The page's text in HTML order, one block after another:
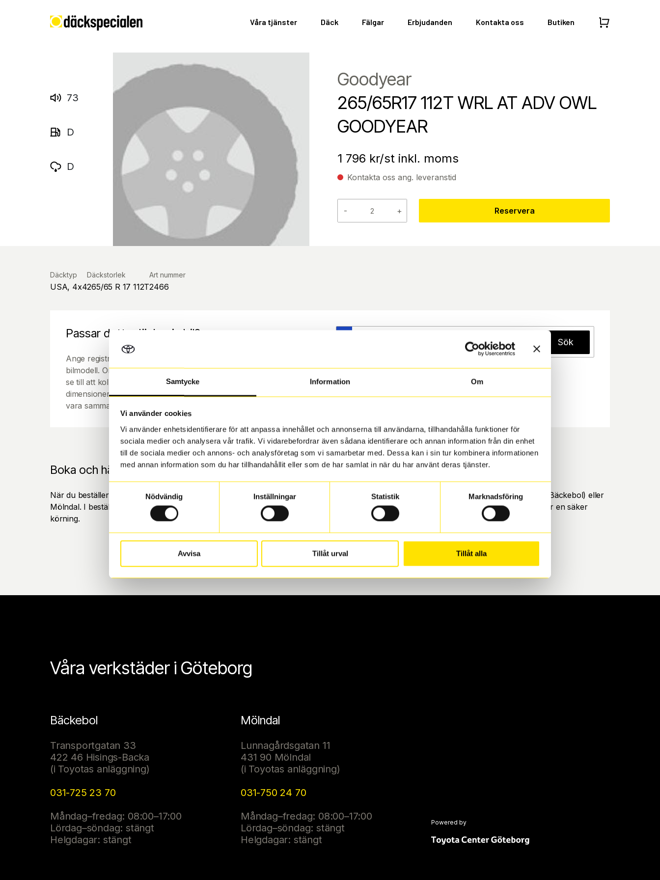
Samtycke Information Om
Vi använder cookies
Vi använder enhetsidentifierare för att anpassa innehållet och annonserna till användarna, tillhandahålla funktioner för
sociala medier och analysera vår trafik. Vi vidarebefordrar även sådana identifierare och annan information från din enhet
till de sociala medier och annons- och analysföretag som vi samarbetar med. Dessa kan i sin tur kombinera informationen
med annan information som du har tillhandahållit eller som de har samlat in när du har använt deras tjänster.
Nödvändig
Inställningar Statistik Marknadsföring
Avvisa Tillåt urval Tillåt alla
Våra tjänster Däck Fälgar Erbjudanden Kontakta oss Butiken
73
D
D
Goodyear
265/65R17 112T WRL AT ADV OWL
GOODYEAR
1 796 kr/st inkl. moms
Kontakta oss ang. leveranstid
- + Reservera
Däcktyp
USA, 4x4
Däckstorlek
265/65 R 17 112T
Art nummer
2466
Passar detta däck min bil?
Ange registreringsnummer för att se om det däck du valt passar din
bilmodell. Om du köper däck som skall sättas på dina befintliga fälgar,
se till att kolla en extra gång så att däck och fälg har samma
dimensioner. Ibland kan fälgen ha bytts ut under årens lopp och inte
vara samma dimension som bilen hade ut från fabrik.
Sök
Boka och hämta hos Däckspecialen
När du beställer dina nya däck eller fälgar hos oss levereras de direkt till någon av våra däckverkstäder i Göteborg. Välj mellan Hisingen (Bäckebol) eller
Mölndal. I beställningen anger du datum och tid för upphämtning eller service. När vi byter dina däck ser vi till att de uppfyller alla krav för en säker
körning.
Våra verkstäder i Göteborg
Bäckebol
Transportgatan 33
422 46 Hisings-Backa
(i Toyotas anläggning)
031-725 23 70
Måndag–fredag: 08:00–17:00
Lördag–söndag: stängt
Helgdagar: stängt
Mölndal
Lunnagårdsgatan 11
431 90 Mölndal
(i Toyotas anläggning)
031-750 24 70
Måndag–fredag: 08:00–17:00
Lördag–söndag: stängt
Helgdagar: stängt
Powered by